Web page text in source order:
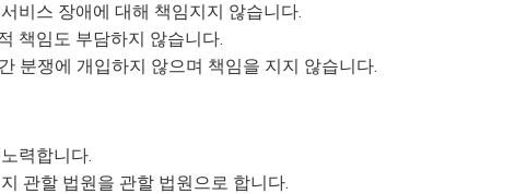
비스 장애에 대해 책임지지 않습니다.
책임도 부담하지 않습니다.
분쟁에 개입하지 않으며 책임을 지지 않습니다.
력합니다.
관할 법원을 관할 법원으로 합니다.